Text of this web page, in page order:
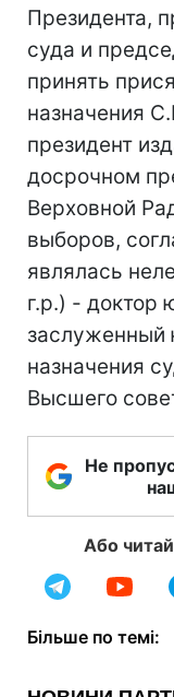
Президента,
суда и
принять
назначения
президент
досрочном
Верховной
выборов,
являлась
г.р.) - доктор
заслуженный
назначения
Высшего
Не
Або
Більше по темі: